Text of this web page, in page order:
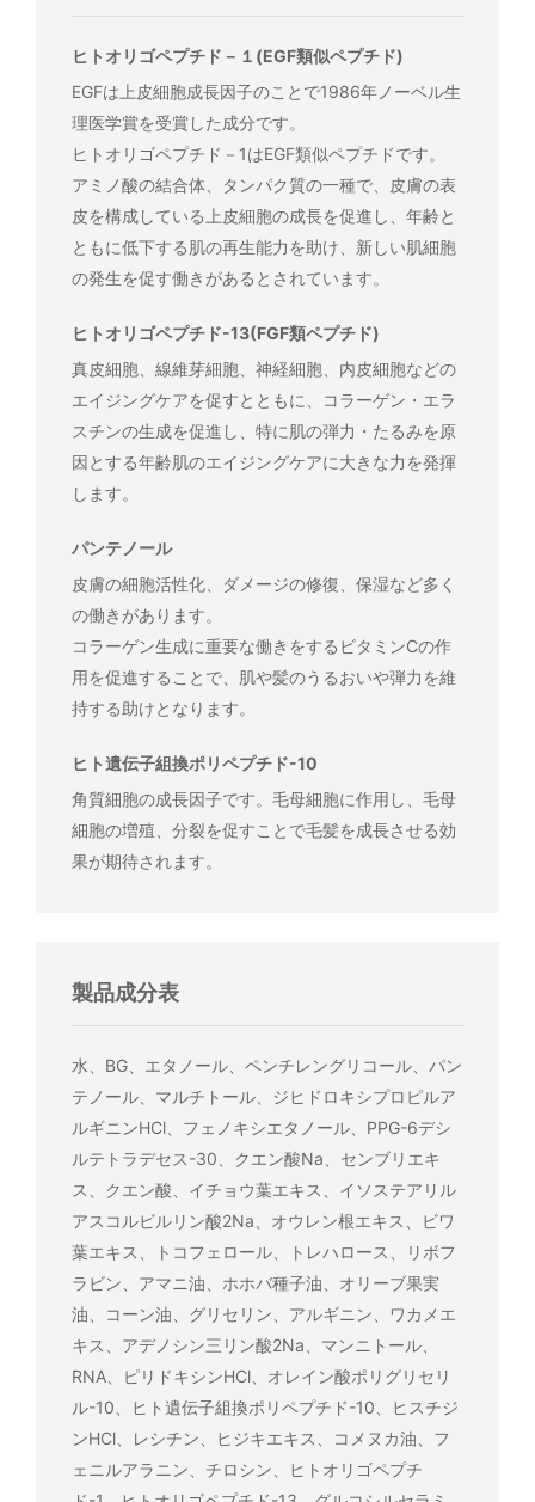
ヒトオリゴペプチド－１(EGF類似ペプチド)
EGFは上皮細胞成長因子のことで1986年ノーベル生
理医学賞を受賞した成分です。
ヒトオリゴペプチド－1はEGF類似ペプチドです。
アミノ酸の結合体、タンパク質の一種で、皮膚の表
皮を構成している上皮細胞の成長を促進し、年齢と
ともに低下する肌の再生能力を助け、新しい肌細胞
の発生を促す働きがあるとされています。
ヒトオリゴペプチド-13(FGF類ペプチド)
真皮細胞、線維芽細胞、神経細胞、内皮細胞などの
エイジングケアを促すとともに、コラーゲン・エラ
スチンの生成を促進し、特に肌の弾力・たるみを原
因とする年齢肌のエイジングケアに大きな力を発揮
します。
パンテノール
皮膚の細胞活性化、ダメージの修復、保湿など多く
の働きがあります。
コラーゲン生成に重要な働きをするビタミンCの作
用を促進することで、肌や髪のうるおいや弾力を維
持する助けとなります。
ヒト遺伝子組換ポリペプチド-10
角質細胞の成長因子です。毛母細胞に作用し、毛母
細胞の増殖、分裂を促すことで毛髪を成長させる効
果が期待されます。
製品成分表
水、BG、エタノール、ペンチレングリコール、パン
テノール、マルチトール、ジヒドロキシプロピルア
ルギニンHCl、フェノキシエタノール、PPG-6デシ
ルテトラデセス-30、クエン酸Na、センブリエキ
ス、クエン酸、イチョウ葉エキス、イソステアリル
アスコルビルリン酸2Na、オウレン根エキス、ビワ
葉エキス、トコフェロール、トレハロース、リボフ
ラビン、アマニ油、ホホバ種子油、オリーブ果実
油、コーン油、グリセリン、アルギニン、ワカメエ
キス、アデノシン三リン酸2Na、マンニトール、
RNA、ピリドキシンHCl、オレイン酸ポリグリセリ
ル-10、ヒト遺伝子組換ポリペプチド-10、ヒスチジ
ンHCl、レシチン、ヒジキエキス、コメヌカ油、フ
ェニルアラニン、チロシン、ヒトオリゴペプチ